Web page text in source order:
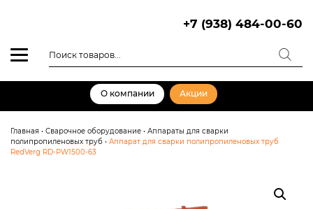
+7 (938) 484-00-60
товаров
О компании Акции
Главная • Сварочное оборудование • Аппараты для сварки
полипропиленовых труб • Аппарат для сварки полипропиленовых труб
RedVerg RD-PW1500-63